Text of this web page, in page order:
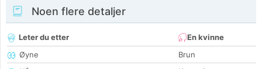
Noen flere detaljer
Leter du etter
En kvinne
Øyne
Brun